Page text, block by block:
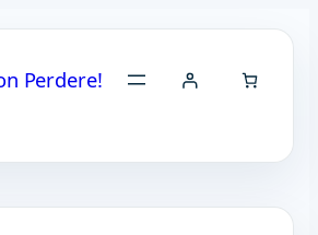
Perdere!